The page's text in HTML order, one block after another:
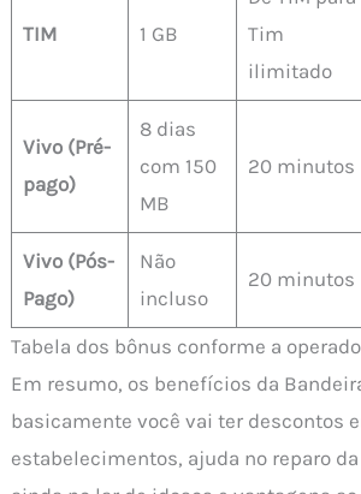
TIM 1 GB
Tim
ilimitado
Vivo (Pré-
pago)
8 dias
com 150
MB
20 minutos
Vivo (Pós-
Pago)
Não
incluso
20 minutos
Tabela dos bônus conforme a
Em resumo, os benefícios da
basicamente você vai ter descontos
estabelecimentos, ajuda no reparo